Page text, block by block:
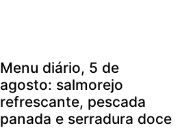
Menu diário, 5 de
agosto: salmorejo
refrescante, pescada
panada e serradura doce